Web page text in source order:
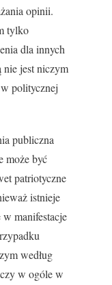
opinii.
tylko
dla innych
jest niczym
politycznej
publiczna
może być
patriotyczne
istnieje
w manifestacje
według
w ogóle w